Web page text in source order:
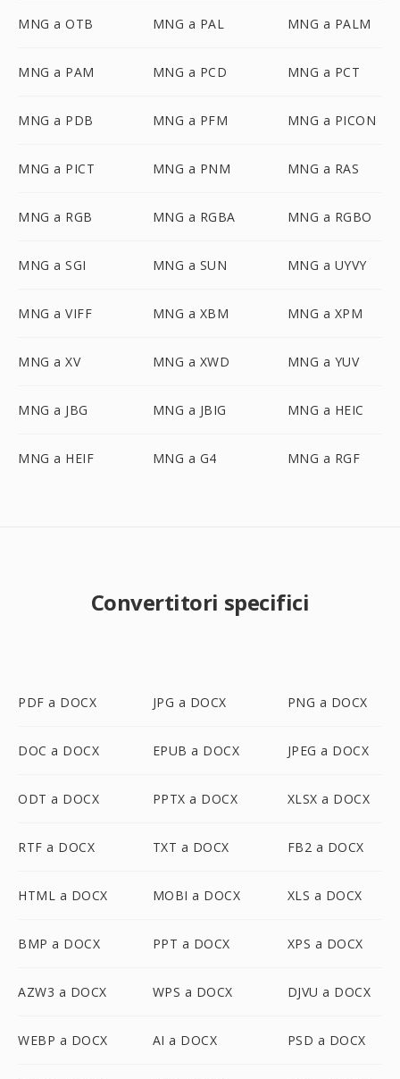
MNG a OTB MNG a PAL MNG a PALM
MNG a PAM MNG a PCD MNG a PCT
MNG a PDB MNG a PFM MNG a PICON
MNG a PICT MNG a PNM MNG a RAS
MNG a RGB MNG a RGBA MNG a RGBO
MNG a SGI MNG a SUN MNG a UYVY
MNG a VIFF MNG a XBM MNG a XPM
MNG a XV MNG a XWD MNG a YUV
MNG a JBG MNG a JBIG MNG a HEIC
MNG a HEIF MNG a G4 MNG a RGF
Convertitori specifici
PDF a DOCX JPG a DOCX PNG a DOCX
DOC a DOCX EPUB a DOCX JPEG a DOCX
ODT a DOCX PPTX a DOCX XLSX a DOCX
RTF a DOCX TXT a DOCX FB2 a DOCX
HTML a DOCX MOBI a DOCX XLS a DOCX
BMP a DOCX PPT a DOCX XPS a DOCX
AZW3 a DOCX WPS a DOCX DJVU a DOCX
WEBP a DOCX AI a DOCX PSD a DOCX